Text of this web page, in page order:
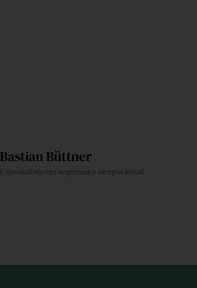
Bastian Büttner